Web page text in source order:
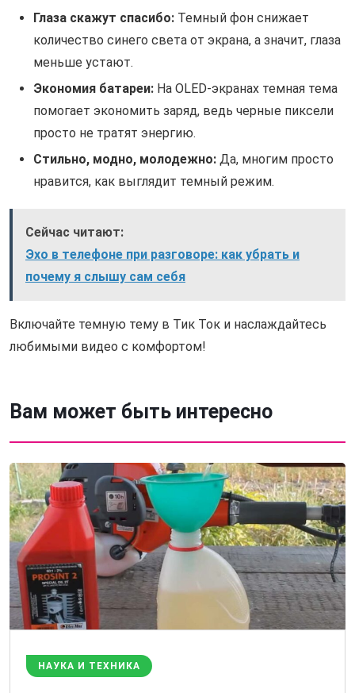
Глаза скажут спасибо: Темный фон снижает
количество синего света от экрана, а значит, глаза
меньше устают.
Экономия батареи: На OLED-экранах темная тема
помогает экономить заряд, ведь черные пиксели
просто не тратят энергию.
Стильно, модно, молодежно: Да, многим просто
нравится, как выглядит темный режим.
Сейчас читают:
Эхо в телефоне при разговоре: как убрать и
почему я слышу сам себя
Включайте темную тему в Тик Ток и наслаждайтесь
любимыми видео с комфортом!
Вам может быть интересно
НАУКА И ТЕХНИКА